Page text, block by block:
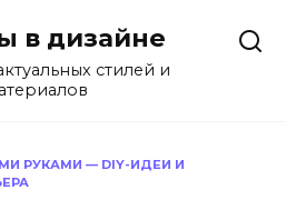
в дизайне
стилей и
РУКАМИ — DIY-ИДЕИ И